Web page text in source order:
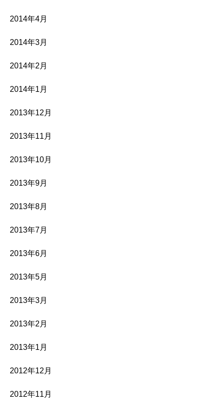
2014年4月
2014年3月
2014年2月
2014年1月
2013年12月
2013年11月
2013年10月
2013年9月
2013年8月
2013年7月
2013年6月
2013年5月
2013年3月
2013年2月
2013年1月
2012年12月
2012年11月